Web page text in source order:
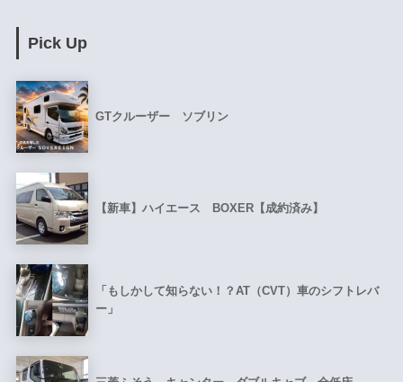
Pick Up
GTクルーザー ソブリン
【新車】ハイエース BOXER【成約済み】
「もしかして知らない！？AT（CVT）車のシフトレバ
ー」